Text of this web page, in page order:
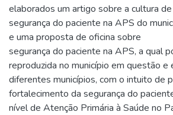
elaborados um artigo sobre a cultura de
segurança do paciente na APS do
e uma proposta de oficina sobre
segurança do paciente na APS, a qual
reproduzida no município em questão e
diferentes municípios, com o intuito de
fortalecimento da segurança do
nível de Atenção Primária à Saúde no